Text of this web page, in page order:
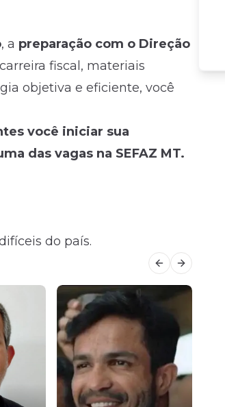
, a preparação com o Direção
fiscal, materiais
objetiva e eficiente, você
você iniciar sua
das vagas na SEFAZ MT.
do país.
Previous slide
Next slide